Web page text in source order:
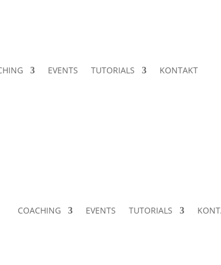
EVENTS TUTORIALS KONTAKT
COACHING EVENTS TUTORIALS